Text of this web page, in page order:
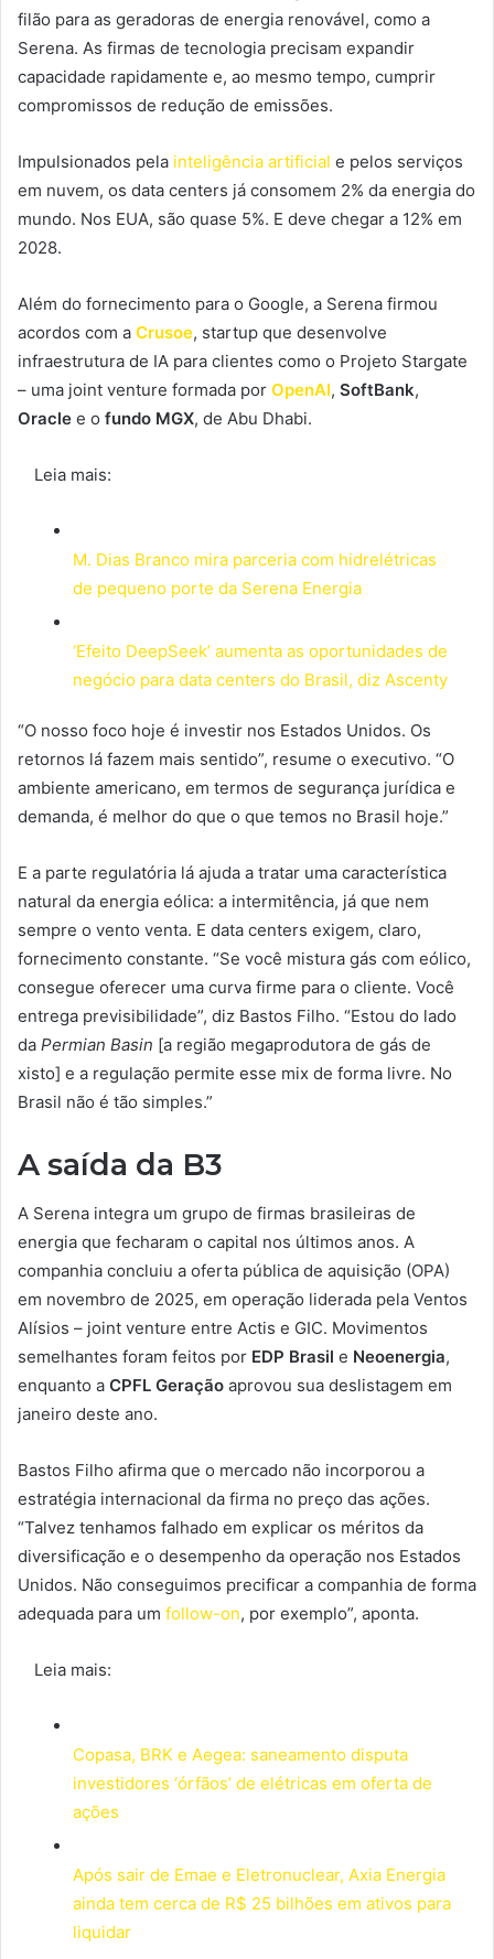
filão para as geradoras de energia renovável, como a
Serena. As firmas de tecnologia precisam expandir
capacidade rapidamente e, ao mesmo tempo, cumprir
compromissos de redução de emissões.
Impulsionados pela inteligência artificial e pelos serviços
em nuvem, os data centers já consomem 2% da energia do
mundo. Nos EUA, são quase 5%. E deve chegar a 12% em
2028.
Além do fornecimento para o Google, a Serena firmou
acordos com a Crusoe, startup que desenvolve
infraestrutura de IA para clientes como o Projeto Stargate
– uma joint venture formada por OpenAI, SoftBank,
Oracle e o fundo MGX, de Abu Dhabi.
Leia mais:
M. Dias Branco mira parceria com hidrelétricas
de pequeno porte da Serena Energia
‘Efeito DeepSeek’ aumenta as oportunidades de
negócio para data centers do Brasil, diz Ascenty
“O nosso foco hoje é investir nos Estados Unidos. Os
retornos lá fazem mais sentido”, resume o executivo. “O
ambiente americano, em termos de segurança jurídica e
demanda, é melhor do que o que temos no Brasil hoje.”
E a parte regulatória lá ajuda a tratar uma característica
natural da energia eólica: a intermitência, já que nem
sempre o vento venta. E data centers exigem, claro,
fornecimento constante. “Se você mistura gás com eólico,
consegue oferecer uma curva firme para o cliente. Você
entrega previsibilidade”, diz Bastos Filho. “Estou do lado
da Permian Basin [a região megaprodutora de gás de
xisto] e a regulação permite esse mix de forma livre. No
Brasil não é tão simples.”
A saída da B3
A Serena integra um grupo de firmas brasileiras de
energia que fecharam o capital nos últimos anos. A
companhia concluiu a oferta pública de aquisição (OPA)
em novembro de 2025, em operação liderada pela Ventos
Alísios – joint venture entre Actis e GIC. Movimentos
semelhantes foram feitos por EDP Brasil e Neoenergia,
enquanto a CPFL Geração aprovou sua deslistagem em
janeiro deste ano.
Bastos Filho afirma que o mercado não incorporou a
estratégia internacional da firma no preço das ações.
“Talvez tenhamos falhado em explicar os méritos da
diversificação e o desempenho da operação nos Estados
Unidos. Não conseguimos precificar a companhia de forma
adequada para um follow-on, por exemplo”, aponta.
Leia mais:
Copasa, BRK e Aegea: saneamento disputa
investidores ‘órfãos’ de elétricas em oferta de
ações
Após sair de Emae e Eletronuclear, Axia Energia
ainda tem cerca de R$ 25 bilhões em ativos para
liquidar